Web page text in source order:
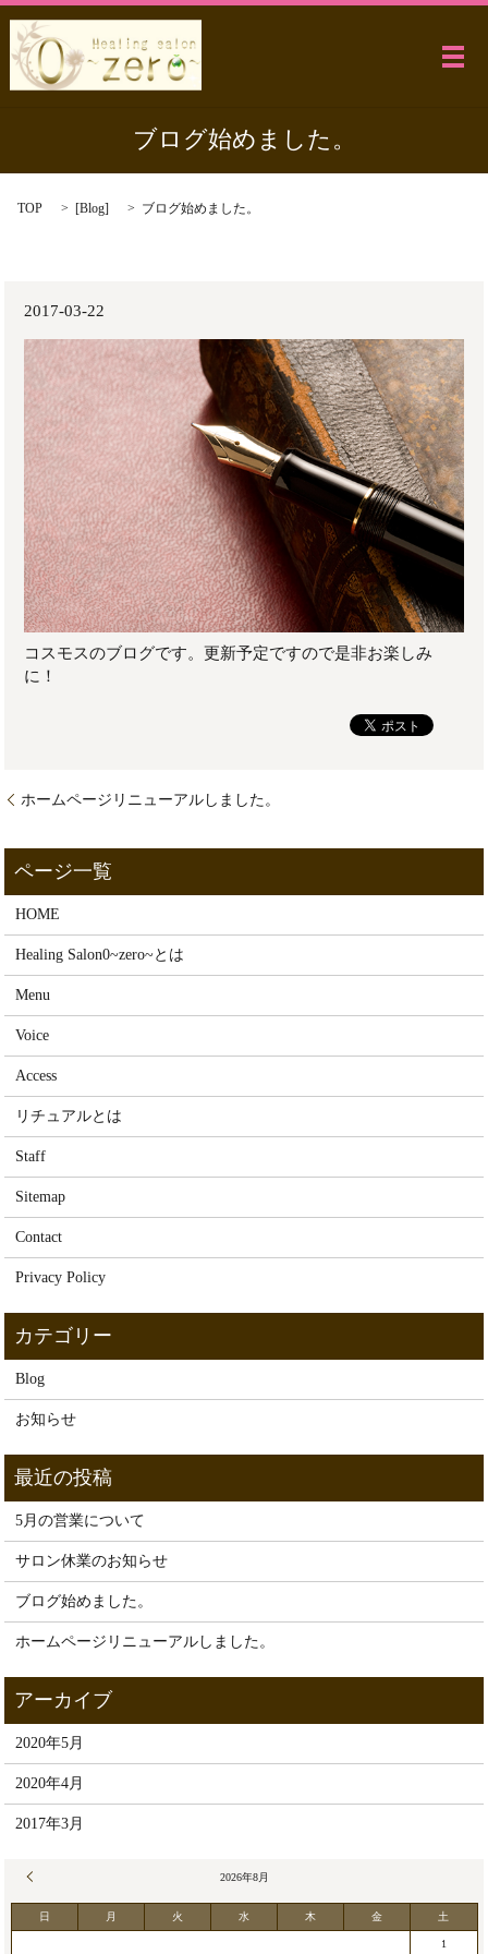
メ
ブログ始めました。
TOP [Blog] ブログ始めました。
2017-03-22
コスモスのブログです。更新予定ですので是非お楽しみ
に！
ホームページリニューアルしました。
HOME
Healing Salon0~zero~とは
Menu
Voice
Access
リチュアルとは
Staff
Sitemap
Contact
Privacy Policy
Blog
お知らせ
5月の営業について
サロン休業のお知らせ
ブログ始めました。
ホームページリニューアルしました。
2020年5月
2020年4月
2017年3月
2026年8月
日 月 火 水 木 金 土
1